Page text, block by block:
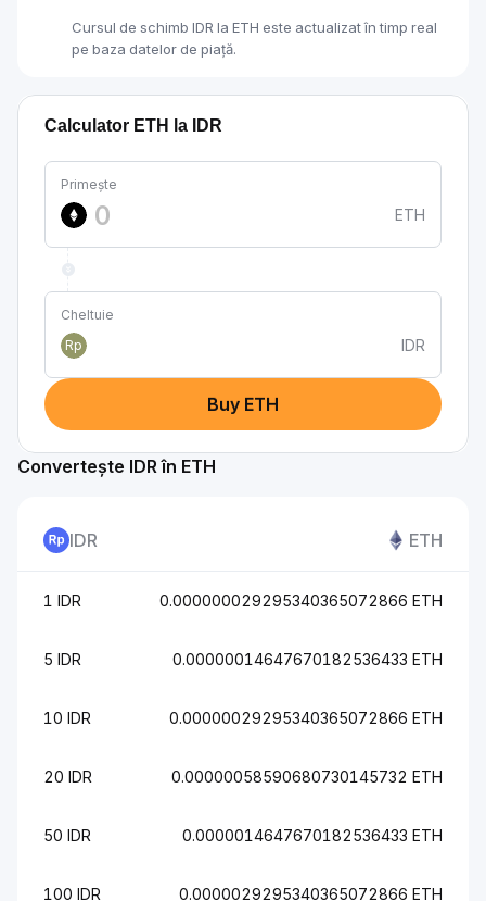
Cursul de schimb IDR la ETH este actualizat în timp real
pe baza datelor de piață.
Calculator ETH la IDR
Primește
ETH
Cheltuie
Rp
IDR
Buy ETH
Convertește IDR în ETH
IDR ETH
1 IDR 0.000000029295340365072866 ETH
5 IDR 0.00000014647670182536433 ETH
10 IDR 0.00000029295340365072866 ETH
20 IDR 0.00000058590680730145732 ETH
50 IDR 0.0000014647670182536433 ETH
100 IDR 0.0000029295340365072866 ETH